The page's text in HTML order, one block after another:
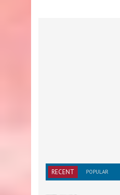
RECENT POPULAR